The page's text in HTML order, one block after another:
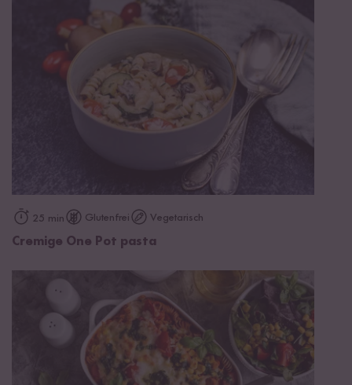
25 min Glutenfrei Vegetarisch
Cremige One Pot pasta